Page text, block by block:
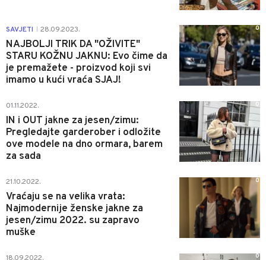
SAVJETI 28.09.2023.
NAJBOLJI TRIK DA "OŽIVITE"
STARU KOŽNU JAKNU: Evo čime da
je premažete - proizvod koji svi
imamo u kući vraća SJAJ!
0
01.11.2022.
IN i OUT jakne za jesen/zimu:
Pregledajte garderober i odložite
ove modele na dno ormara, barem
za sada
0
21.10.2022.
Vraćaju se na velika vrata:
Najmodernije ženske jakne za
jesen/zimu 2022. su zapravo
muške
0
18.09.2022. 0